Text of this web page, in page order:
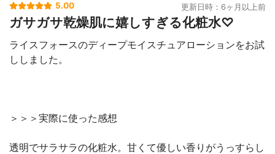
5.00 更新日時：6ヶ月以上前
ガサガサ乾燥肌に嬉しすぎる化粧水♡
ライスフォースのディープモイスチュアローションをお試
ししました。
＞＞＞実際に使った感想
透明でサラサラの化粧水。甘くて優しい香りがうっすらし